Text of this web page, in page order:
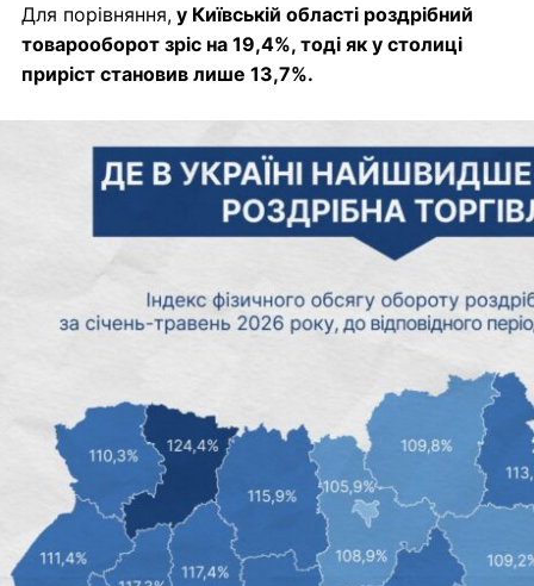
Для порівняння, у Київській області роздрібний
товарооборот зріс на 19,4%, тоді як у столиці
приріст становив лише 13,7%.